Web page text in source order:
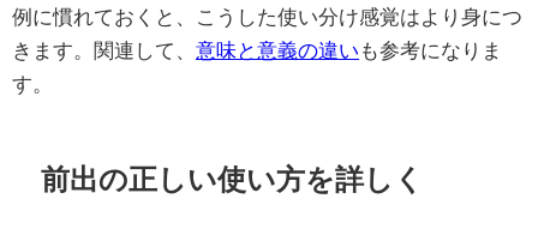
例に慣れておくと、こうした使い分け感覚はより身につ
きます。関連して、 意味と意義の違い も参考になりま
す。
前出の正しい使い方を詳しく